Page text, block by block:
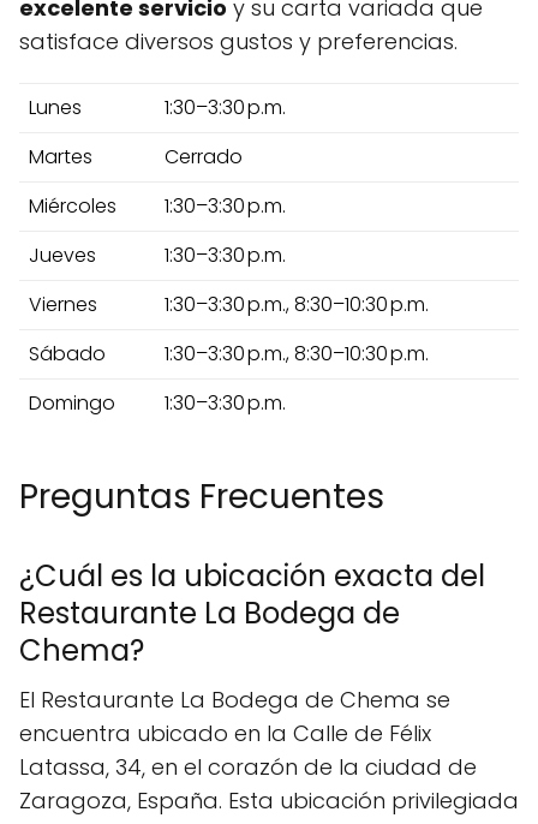
excelente servicio y su carta variada que
satisface diversos gustos y preferencias.
Lunes
1:30–3:30 p.m.
Martes
Cerrado
Miércoles
1:30–3:30 p.m.
Jueves
1:30–3:30 p.m.
Viernes
1:30–3:30 p.m., 8:30–10:30 p.m.
Sábado
1:30–3:30 p.m., 8:30–10:30 p.m.
Domingo
1:30–3:30 p.m.
Preguntas Frecuentes
¿Cuál es la ubicación exacta del
Restaurante La Bodega de
Chema?
El Restaurante La Bodega de Chema se
encuentra ubicado en la Calle de Félix
Latassa, 34, en el corazón de la ciudad de
Zaragoza, España. Esta ubicación privilegiada